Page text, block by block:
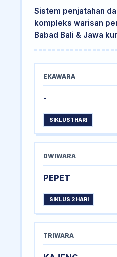
Sistem penjatahan
kompleks warisan
Babad Bali & Jawa
EKAWARA
-
SIKLUS 1 HARI
DWIWARA
PEPET
SIKLUS 2 HARI
TRIWARA